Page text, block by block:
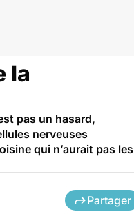
la
pas un hasard,
nerveuses
qui n’aurait pas les
Partager